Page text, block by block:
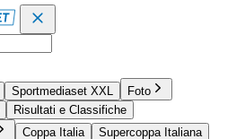
Sportmediaset XXL
Foto
Risultati e Classifiche
Coppa Italia
Supercoppa Italiana